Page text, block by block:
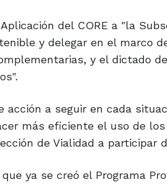
del CORE a "la
y delegar en el marco
y el dictado
a seguir en cada
más eficiente el uso de
de Vialidad a participar
ya se creó el Programa